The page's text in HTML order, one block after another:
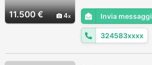
11.500 € 4
Attualmente l'auto ha
e un 2.0 170 cv
ppf color bianco in
Invia
324583xxxx